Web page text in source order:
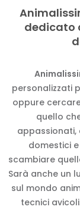
dedicato
personalizzati
oppure
quello
appassionati,
domestici
scambiare
Sarà anche un
sul mondo
tecnici